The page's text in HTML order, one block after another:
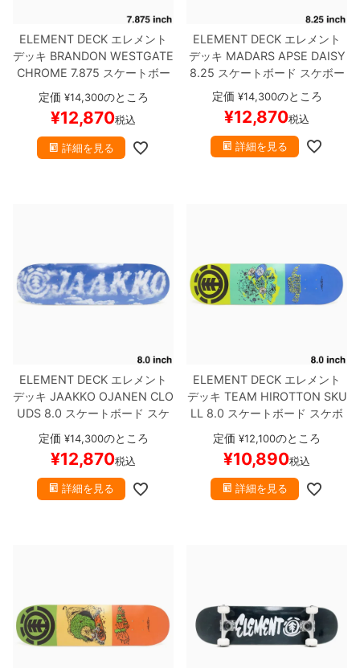
ELEMENT DECK エレメント
デッキ BRANDON WESTGATE
CHROME 7.875 スケートボー
定価 ¥14,300のところ
¥12,870税込
詳細を見る
ELEMENT DECK エレメント
デッキ MADARS APSE DAISY
8.25 スケートボード スケボー
定価 ¥14,300のところ
¥12,870税込
詳細を見る
ELEMENT DECK エレメント
デッキ JAAKKO OJANEN CLO
UDS 8.0 スケートボード スケ
定価 ¥14,300のところ
¥12,870税込
詳細を見る
ELEMENT DECK エレメント
デッキ TEAM HIROTTON SKU
LL 8.0 スケートボード スケボ
定価 ¥12,100のところ
¥10,890税込
詳細を見る
8.6inch
8.7inch
8.8inch
8.9inch
高性能デッキ
8.7inch
8.8inch
8.9inch
9.0inch以上
70mm
72mm
75mm
110mm
28.5cm
29cm
29.5cm
30cm
サイズの測り方